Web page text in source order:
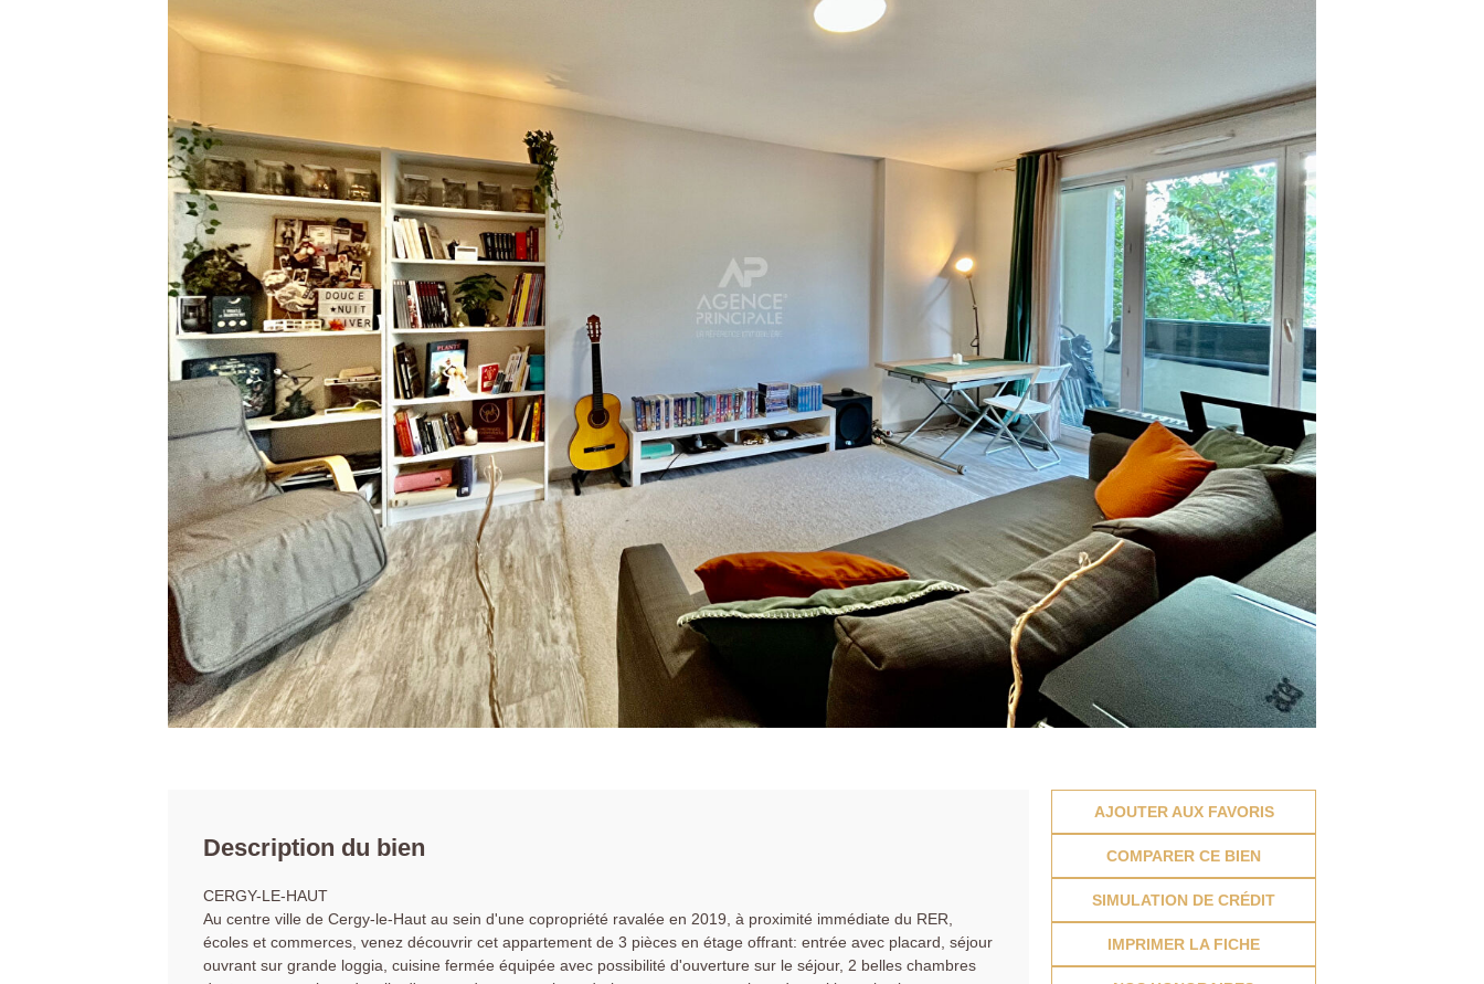
Description du bien
CERGY-LE-HAUT
Au centre ville de Cergy-le-Haut au sein d'une copropriété ravalée en 2019, à proximité immédiate du RER,
écoles et commerces, venez découvrir cet appartement de 3 pièces en étage offrant: entrée avec placard, séjour
ouvrant sur grande loggia, cuisine fermée équipée avec possibilité d'ouverture sur le séjour, 2 belles chambres
AJOUTER AUX FAVORIS
COMPARER CE BIEN
SIMULATION DE CRÉDIT
IMPRIMER LA FICHE